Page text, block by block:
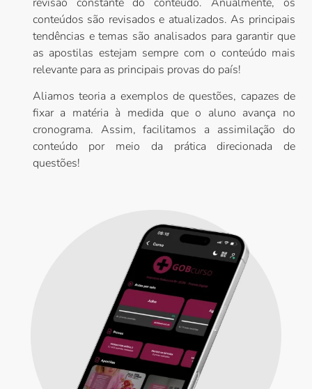
conteúdos são revisados e atualizados. As principais
tendências e temas são analisados para garantir que
as apostilas estejam sempre com o conteúdo mais
relevante para as principais provas do país!
Aliamos teoria a exemplos de questões, capazes de
fixar a matéria à medida que o aluno avança no
cronograma. Assim, facilitamos a assimilação do
conteúdo por meio da prática direcionada de
questões!